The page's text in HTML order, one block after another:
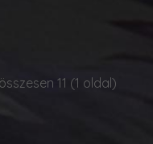
11 (1 oldal)